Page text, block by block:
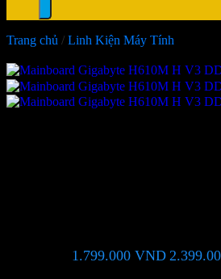
Trang chủ / Linh Kiện Máy Tính
1.799.000 VND